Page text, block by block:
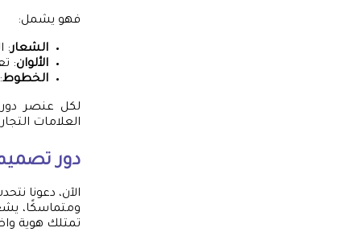
فهو يشمل:
الشعار:
الألوان:
الخطوط
لكل عنصر
العلامات
دور
الآن، دعونا
ومتماسكًا،
تمتلك هوية